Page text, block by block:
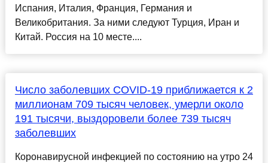
Испания, Италия, Франция, Германия и
Великобритания. За ними следуют Турция, Иран и
Китай. Россия на 10 месте....
Число заболевших COVID-19 приближается к 2
миллионам 709 тысяч человек, умерли около
191 тысячи, выздоровели более 739 тысяч
заболевших
Коронавирусной инфекцией по состоянию на утро 24